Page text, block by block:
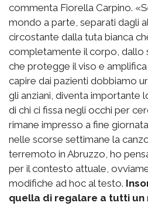
commenta Fiorella Carpino.
mondo a parte, separati dagli
circostante dalla tuta bianca
completamente il corpo, dallo
che protegge il viso e
capire dai pazienti dobbiamo
gli anziani, diventa importante
di chi ci fissa negli occhi per
rimane impresso a fine
nelle scorse settimane la
terremoto in Abruzzo, ho
per il contesto attuale,
modifiche ad hoc al testo.
quella di regalare a tutti un